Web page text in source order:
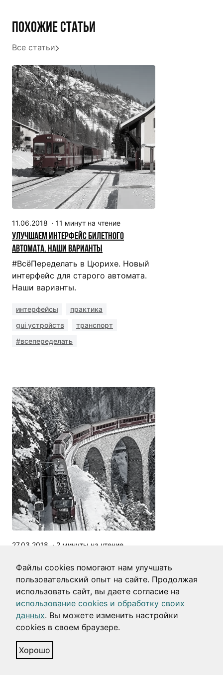
Похожие статьи
Все статьи
11.06.2018 · 11 минут на чтение
Улучшаем интерфейс билетного
автомата. Наши варианты
#ВсёПеределать в Цюрихе. Новый
интерфейс для старого автомата.
Наши варианты.
интерфейсы
практика
gui устройств
транспорт
#всепеределать
27.03.2018 · 2 минуты на чтение
автомата
В Швейцарии надо
#ВсёПеределать. Можно ли
придумать простой интуитивно
понятный интерфейс для старого
автомата самообслуживания?
интерфейсы
Файлы cookies помогают нам улучшать
пользовательский опыт на сайте. Продолжая
использовать сайт, вы даете согласие на
использование cookies и обработку своих
данных. Вы можете изменить настройки
cookies в своем браузере.
Хорошо